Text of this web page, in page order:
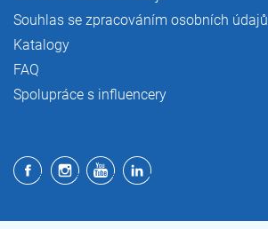
Souhlas se zpracováním osobních údajů
Katalogy
FAQ
Spolupráce s influencery